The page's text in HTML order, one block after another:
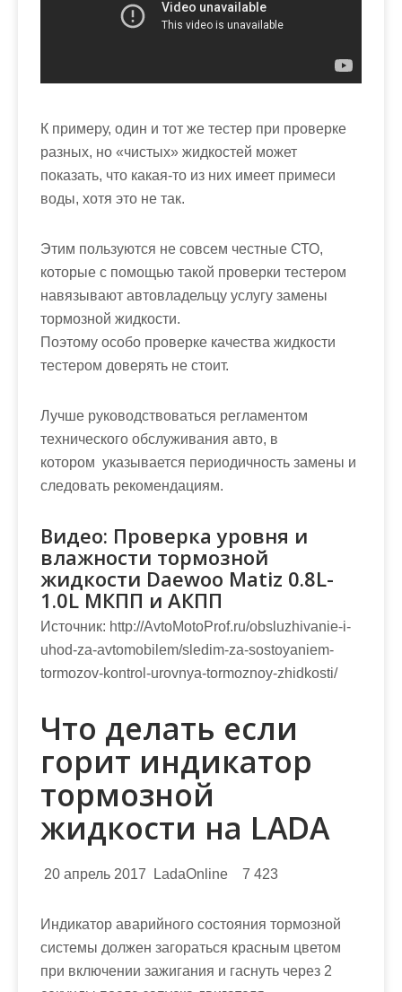
К примеру, один и тот же тестер при проверке
разных, но «чистых» жидкостей может
показать, что какая-то из них имеет примеси
воды, хотя это не так.
Этим пользуются не совсем честные СТО,
которые с помощью такой проверки тестером
навязывают автовладельцу услугу замены
тормозной жидкости.
Поэтому особо проверке качества жидкости
тестером доверять не стоит.
Лучше руководствоваться регламентом
технического обслуживания авто, в
котором указывается периодичность замены и
следовать рекомендациям.
Видео: Проверка уровня и
влажности тормозной
жидкости Daewoo Matiz 0.8L-
1.0L МКПП и АКПП
Источник: http://AvtoMotoProf.ru/obsluzhivanie-i-
uhod-za-avtomobilem/sledim-za-sostoyaniem-
tormozov-kontrol-urovnya-tormoznoy-zhidkosti/
Что делать если
горит индикатор
тормозной
жидкости на LADA
20 апрель 2017 LadaOnline 7 423
Индикатор аварийного состояния тормозной
системы должен загораться красным цветом
при включении зажигания и гаснуть через 2